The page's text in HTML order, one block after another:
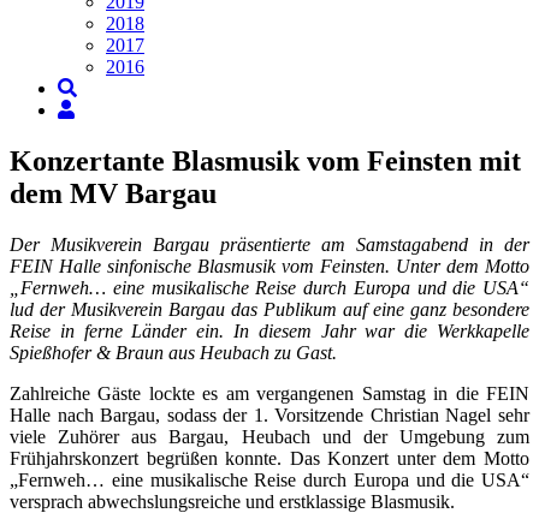
2018
2017
2016
Konzertante Blasmusik vom Feinsten mit
dem MV Bargau
Der Musikverein Bargau präsentierte am Samstagabend in der
FEIN Halle sinfonische Blasmusik vom Feinsten. Unter dem Motto
„Fernweh… eine musikalische Reise durch Europa und die USA“
lud der Musikverein Bargau das Publikum auf eine ganz besondere
Reise in ferne Länder ein. In diesem Jahr war die Werkkapelle
Spießhofer & Braun aus Heubach zu Gast.
Zahlreiche Gäste lockte es am vergangenen Samstag in die FEIN
Halle nach Bargau, sodass der 1. Vorsitzende Christian Nagel sehr
viele Zuhörer aus Bargau, Heubach und der Umgebung zum
Frühjahrskonzert begrüßen konnte. Das Konzert unter dem Motto
„Fernweh… eine musikalische Reise durch Europa und die USA“
versprach abwechslungsreiche und erstklassige Blasmusik.